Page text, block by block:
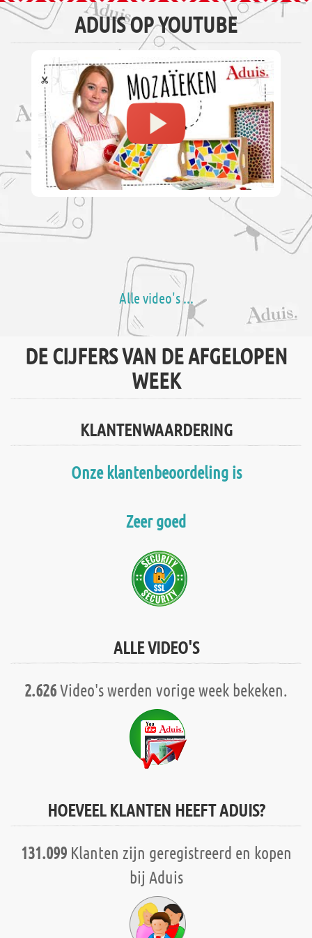
ADUIS OP YOUTUBE
Alle video's ...
DE CIJFERS VAN DE AFGELOPEN
WEEK
KLANTENWAARDERING
Onze klantenbeoordeling is
Zeer goed
ALLE VIDEO'S
2.626Video's werden vorige week bekeken.
HOEVEEL KLANTEN HEEFT ADUIS?
131.099Klanten zijn geregistreerd en kopen
bij Aduis